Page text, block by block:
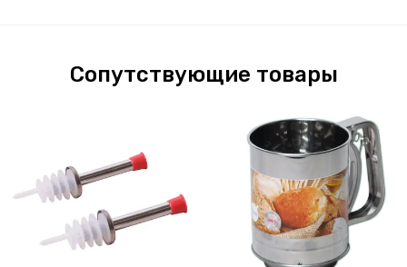
Сопутствующие товары